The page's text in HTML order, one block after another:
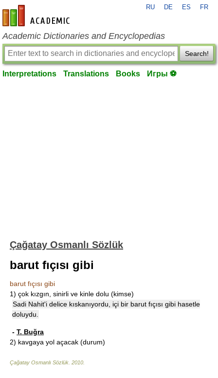
en-academic.com
RU DE ES FR
Academic Dictionaries and Encyclopedias
Search!
Interpretations Translations Books Игры ⚽
Çağatay Osmanlı Sözlük
barut fıçısı gibi
barut fıçısı gibi
1) çok kızgın, sinirli ve kinle dolu (kimse)
Sadi Nahit'i delice kıskanıyordu, içi bir barut fıçısı gibi hasetle
doluydu.
- T. Buğra
2) kavgaya yol açacak (durum)
Çağatay Osmanlı Sözlük 2010